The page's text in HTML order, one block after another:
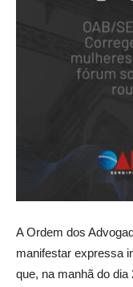
A Ordem dos
manifestar expressa
que, na manhã do dia